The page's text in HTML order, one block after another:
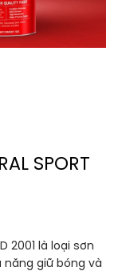
SPORT
2001 là loại sơn
năng giữ bóng và